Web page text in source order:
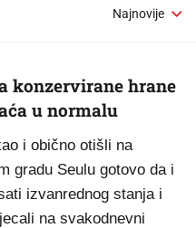
konzervirane hrane
u normalu
i obično otišli na
gradu Seulu gotovo da i
izvanrednog stanja i
na svakodnevni